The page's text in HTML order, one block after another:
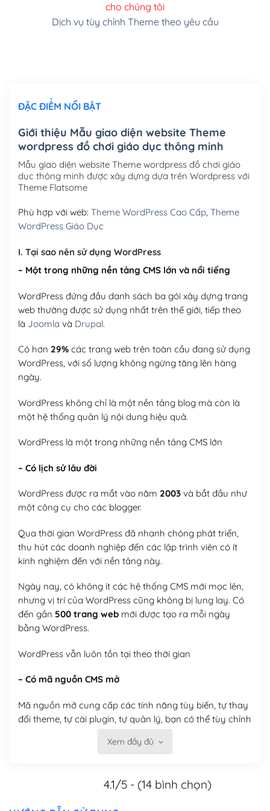
Cài đặt SMTP Mail cho site Wordpress(+100,000₫)
Mua thêm Host + Tên miền
Tên miền quốc tế .com .net .org (1 năm)
Tên miền Việt Nam .vn (1 năm)(+550,000₫)
Hosting 2GB SSD (1 năm)(+450,000₫)
Hosting 5GB SSD (1 năm)
cho chúng tôi
Dịch vụ tùy chỉnh Theme theo yêu cầu
ĐẶC ĐIỂM NỔI BẬT
Giới thiệu Mẫu giao diện website Theme
wordpress đồ chơi giáo dục thông minh
Mẫu giao diện website Theme wordpress đồ chơi giáo
dục thông minh được xây dựng dựa trên Wordpress với
Theme Flatsome
Phù hợp với web: Theme WordPress Cao Cấp, Theme
WordPress Giáo Dục
I. Tại sao nên sử dụng WordPress
– Một trong những nền tảng CMS lớn và nổi tiếng
WordPress đứng đầu danh sách ba gói xây dựng trang
web thường được sử dụng nhất trên thế giới, tiếp theo
là Joomla và Drupal.
Có hơn 29%các trang web trên toàn cầu đang sử dụng
WordPress, với số lượng không ngừng tăng lên hàng
ngày.
WordPress không chỉ là một nền tảng blog mà còn là
một hệ thống quản lý nội dung hiệu quả.
WordPress là một trong những nền tảng CMS lớn
– Có lịch sử lâu đời
WordPress được ra mắt vào năm 2003và bắt đầu như
một công cụ cho các blogger.
Qua thời gian WordPress đã nhanh chóng phát triển,
thu hút các doanh nghiệp đến các lập trình viên có ít
kinh nghiệm đến với nền tảng này.
Ngày nay, có không ít các hệ thống CMS mới mọc lên,
nhưng vị trí của WordPress cũng không bị lung lay. Có
đến gần 500 trang webmới được tạo ra mỗi ngày
bằng WordPress.
WordPress vẫn luôn tồn tại theo thời gian
– Có mã nguồn CMS mở
Mã nguồn mở cung cấp các tính năng tùy biến, tự thay
đổi theme, tự cài plugin, tự quản lý, bạn có thể tùy chỉnh
Xem đầy đủ
4.1/5 - (14 bình chọn)